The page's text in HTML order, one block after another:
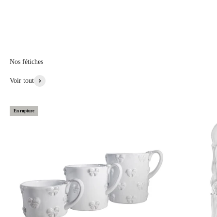
Nos fétiches
Voir tout
En rupture